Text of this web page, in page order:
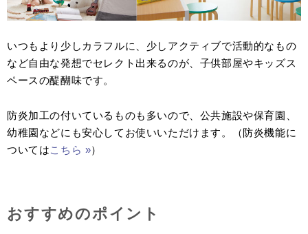
いつもより少しカラフルに、少しアクティブで活動的なもの
など自由な発想でセレクト出来るのが、子供部屋やキッズス
ペースの醍醐味です。
防炎加工の付いているものも多いので、公共施設や保育園、
幼稚園などにも安心してお使いいただけます。（防炎機能に
ついてはこちら »）
おすすめのポイント